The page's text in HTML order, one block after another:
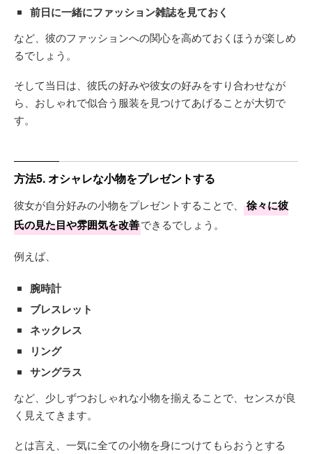
前日に一緒にファッション雑誌を見ておく
など、彼のファッションへの関心を高めておくほうが楽しめ
るでしょう。
そして当日は、彼氏の好みや彼女の好みをすり合わせなが
ら、おしゃれで似合う服装を見つけてあげることが大切で
す。
方法5. オシャレな小物をプレゼントする
彼女が自分好みの小物をプレゼントすることで、
徐々に彼
氏の見た目や雰囲気を改善できるでしょう。
例えば、
腕時計
ブレスレット
ネックレス
リング
サングラス
など、少しずつおしゃれな小物を揃えることで、センスが良
く見えてきます。
とは言え、一気に全ての小物を身につけてもらおうとする